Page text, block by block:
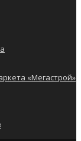
«Мегастрой»